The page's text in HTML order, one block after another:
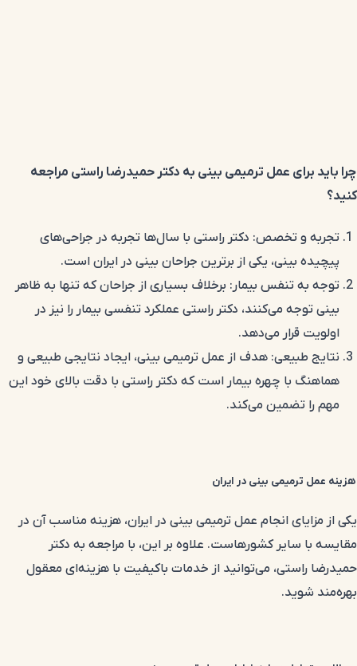
چرا باید برای عمل ترمیمی بینی به دکتر حمیدرضا راستی مراجعه
کنید؟
تجربه و تخصص: دکتر راستی با سال‌ها تجربه در جراحی‌های
پیچیده بینی، یکی از برترین جراحان بینی در ایران است.
توجه به تنفس بیمار: برخلاف بسیاری از جراحان که تنها به ظاهر
بینی توجه می‌کنند، دکتر راستی عملکرد تنفسی بیمار را نیز در
اولویت قرار می‌دهد.
نتایج طبیعی: هدف از عمل ترمیمی بینی، ایجاد نتایجی طبیعی و
هماهنگ با چهره بیمار است که دکتر راستی با دقت بالای خود این
مهم را تضمین می‌کند.
هزینه عمل ترمیمی بینی در ایران
یکی از مزایای انجام عمل ترمیمی بینی در ایران، هزینه مناسب آن در
مقایسه با سایر کشورهاست. علاوه بر این، با مراجعه به دکتر
حمیدرضا راستی، می‌توانید از خدمات باکیفیت با هزینه‌ای معقول
بهره‌مند شوید.